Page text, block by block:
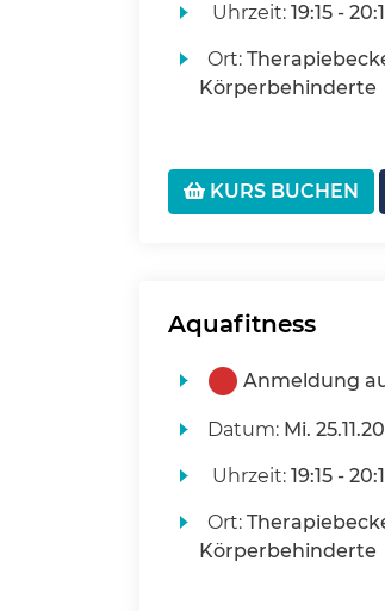
Uhrzeit: 19:15 -
Ort:
Körperbehinderte
KURS BUCHEN
Aquafitness
Anmeldung
Datum: Mi.
Uhrzeit: 19:15 -
Ort:
Körperbehinderte